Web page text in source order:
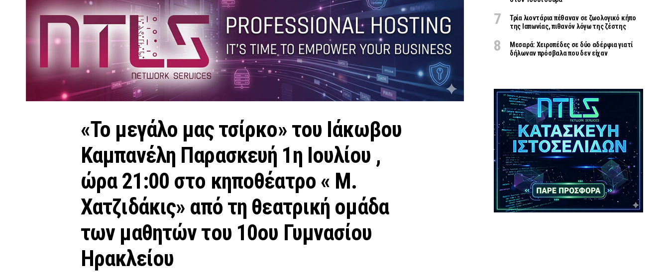
«Το μεγάλο μας τσίρκο» του Ιάκωβου
Καμπανέλη Παρασκευή 1η Ιουλίου ,
ώρα 21:00 στο κηποθέατρο « Μ.
Χατζιδάκις» από τη θεατρική ομάδα
των μαθητών του 10ου Γυμνασίου
Ηρακλείου
Τρία λιοντάρια πέθαναν σε ζωολογικό κήπο
της Ιαπωνίας, πιθανόν λόγω της ζέστης
Μεσαρά: Χειροπέδες σε δύο αδέρφια γιατί
δήλωναν πρόσβαλα που δεν είχαν